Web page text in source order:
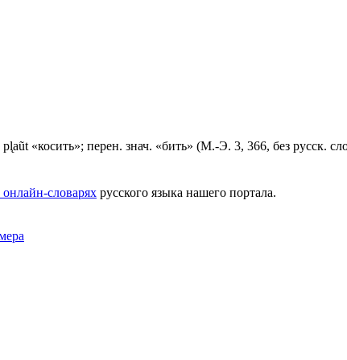
«косить»; перен. знач. «бить» (М.-Э. 3, 366, без русск.
словарях русского языка нашего портала.